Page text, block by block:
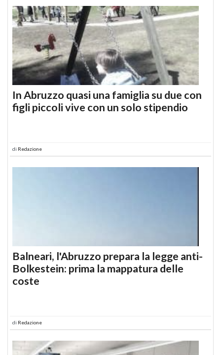
In Abruzzo quasi una famiglia su due con
figli piccoli vive con un solo stipendio
di Redazione
Balneari, l'Abruzzo prepara la legge anti-
Bolkestein: prima la mappatura delle
coste
di Redazione